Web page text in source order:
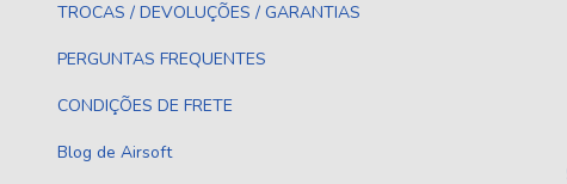
TROCAS / DEVOLUÇÕES / GARANTIAS
PERGUNTAS FREQUENTES
CONDIÇÕES DE FRETE
Blog de Airsoft